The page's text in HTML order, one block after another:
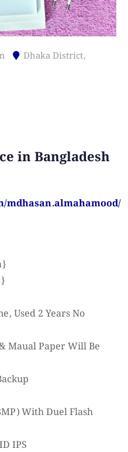
Dhaka District,
in Bangladesh
mdhasan.almahamood/
Used 2 Years No
Maual Paper Will Be
With Duel Flash
IPS